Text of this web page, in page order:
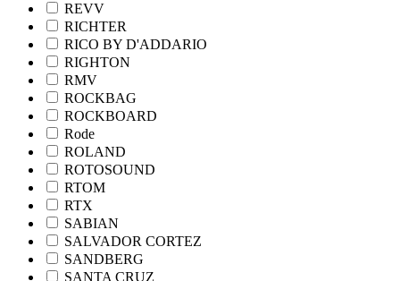
REVV
RICHTER
RICO BY D'ADDARIO
RIGHTON
RMV
ROCKBAG
ROCKBOARD
Rode
ROLAND
ROTOSOUND
RTOM
RTX
SABIAN
SALVADOR CORTEZ
SANDBERG
SANTA CRUZ